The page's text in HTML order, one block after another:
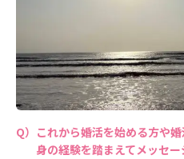
これから婚活を始める方や
身の経験を踏まえてメッセー